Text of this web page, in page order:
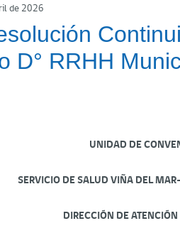
de 2026
D° RRHH
UNIDAD DE
SERVICIO DE SALUD VIÑA DEL
DIRECCIÓN DE